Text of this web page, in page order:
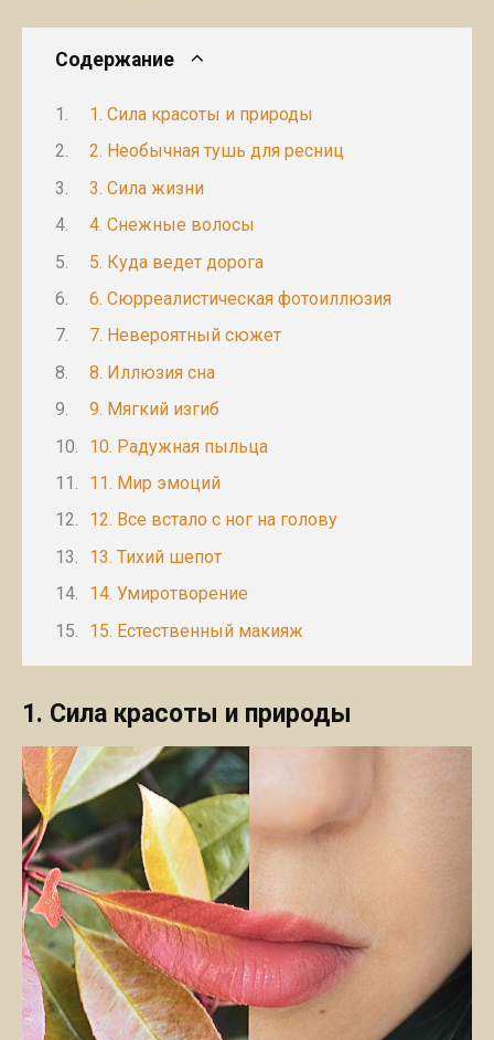
Содержание
1. Сила красоты и природы
2. Необычная тушь для ресниц
3. Сила жизни
4. Снежные волосы
5. Куда ведет дорога
6. Сюрреалистическая фотоиллюзия
7. Невероятный сюжет
8. Иллюзия сна
9. Мягкий изгиб
10. Радужная пыльца
11. Мир эмоций
12. Все встало с ног на голову
13. Тихий шепот
14. Умиротворение
15. Естественный макияж
1. Сила красоты и природы